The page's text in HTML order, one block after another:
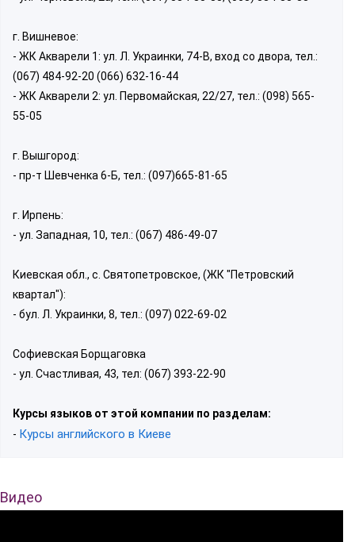
г. Вишневое:
- ЖК Акварели 1: ул. Л. Украинки, 74-В, вход со двора, тел.:
(067) 484-92-20 (066) 632-16-44
- ЖК Акварели 2: ул. Первомайская, 22/27, тел.: (098) 565-
55-05
г. Вышгород:
- пр-т Шевченка 6-Б, тел.: (097)665-81-65
г. Ирпень:
- ул. Западная, 10, тел.: (067) 486-49-07
Киевская обл., с. Святопетровское, (ЖК "Петровский
квартал"):
- бул. Л. Украинки, 8, тел.: (097) 022-69-02
Софиевская Борщаговка
- ул. Счастливая, 43, тел: (067) 393-22-90
Курсы языков от этой компании по разделам:
- Курсы английского в Киеве
Видео